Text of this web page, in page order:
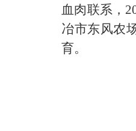
血肉联系，
冶市东风农
育。